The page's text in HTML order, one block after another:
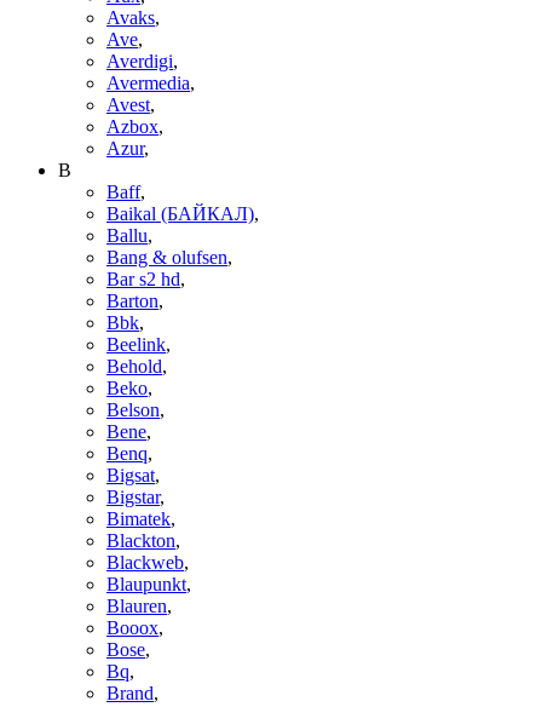
Avaks,
Ave,
Averdigi,
Avermedia,
Avest,
Azbox,
Azur,
B
Baff,
Baikal (БАЙКАЛ),
Ballu,
Bang & olufsen,
Bar s2 hd,
Barton,
Bbk,
Beelink,
Behold,
Beko,
Belson,
Bene,
Benq,
Bigsat,
Bigstar,
Bimatek,
Blackton,
Blackweb,
Blaupunkt,
Blauren,
Booox,
Bose,
Bq,
Brand,